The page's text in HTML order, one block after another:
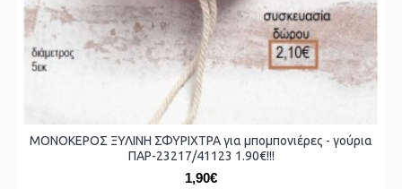
ΜΟΝΟΚΕΡΟΣ ΞΥΛΙΝΗ ΣΦΥΡΙΧΤΡΑ για μπομπονιέρες - γούρια
ΠΑΡ-23217/41123 1.90€!!!
1,90€